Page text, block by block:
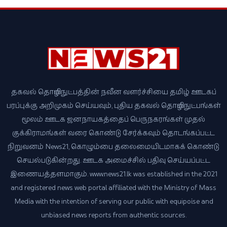
தகவல் தொழில்நுட்பத்தின் நவீன வளர்ச்சியை தமிழ் ஊடகப்
பரப்புக்கு அறிமுகம் செய்யவும், புதிய தகவல் தொழில்நுட்பங்கள்
மூலம் ஊடக ஜனநாயகத்தைப் பெருநகரங்கள் முதல்
குக்கிராமங்கள் வரை கொண்டு சேர்க்கவும் தொடங்கப்பட்ட
நிறுவனம் News21, கொழும்பை தலைமையிடமாகக் கொண்டு
செயல்படுகின்றது. ஊடக அமைச்சில் பதிவு செய்யப்பட்ட
இணையத்தளமாகும். www.news21.lk was established in the 2021
and registered news web portal affiliated with the Ministry of Mass
Media with the intention of serving our public with equipoise and
unbiased news reports from authentic sources.